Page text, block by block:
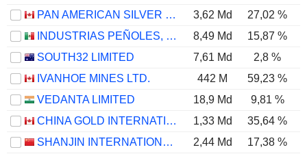
PAN AMERICAN SILVER CORP.
3,62 Md 27,02 %
INDUSTRIAS PEÑOLES, S.A.B. DE C.V.
8,49 Md 15,87 %
SOUTH32 LIMITED
7,61 Md 2,8 %
IVANHOE MINES LTD.
442 M 59,23 %
VEDANTA LIMITED
18,9 Md 9,81 %
CHINA GOLD INTERNATIONAL RESOURCES CORP. LTD.
1,33 Md 35,64 %
SHANJIN INTERNATIONAL GOLD CO., LTD.
2,44 Md 17,38 %